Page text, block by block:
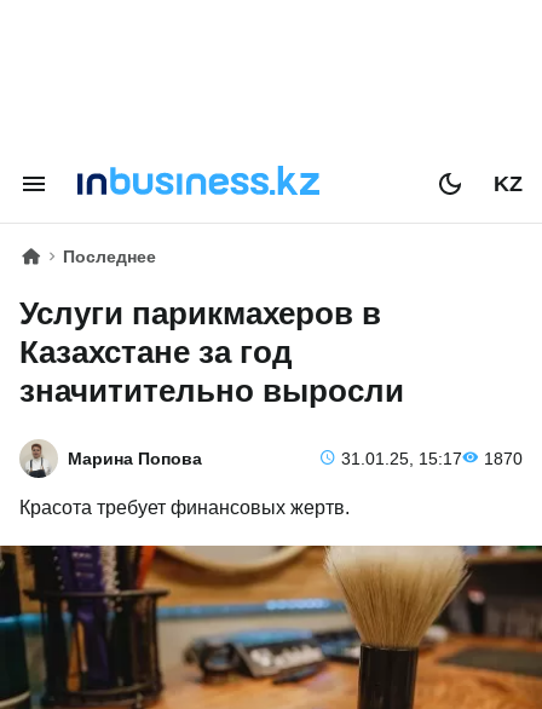
KZ
Последнее
Услуги парикмахеров в
Казахстане за год
значитительно выросли
Марина Попова 31.01.25, 15:17 1870
Красота требует финансовых жертв.